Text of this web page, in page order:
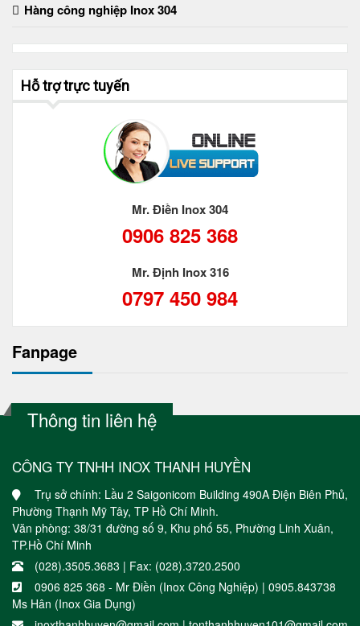
Hàng công nghiệp Inox 304
Hỗ trợ trực tuyến
Mr. Điền Inox 304
0906 825 368
Mr. Định Inox 316
0797 450 984
Fanpage
Thông tin liên hệ
CÔNG TY TNHH INOX THANH HUYỀN
Trụ sở chính: Lầu 2 Saigonicom Building 490A Điện Biên Phủ,
Phường Thạnh Mỹ Tây, TP Hồ Chí Minh.
Văn phòng: 38/31 đường số 9, Khu phố 55, Phường Linh Xuân,
TP.Hồ Chí Minh
(028).3505.3683 | Fax: (028).3720.2500
0906 825 368 - Mr Điền (Inox Công Nghiệp) | 0905.843738
Ms Hân (Inox Gia Dụng)